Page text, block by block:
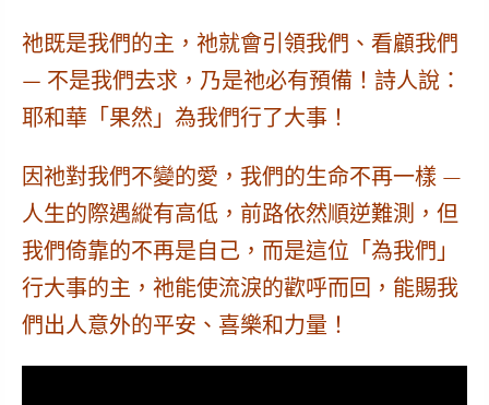
祂既是我們的主，祂就會引領我們、看顧我們
— 不是我們去求，乃是祂必有預備！詩人說：
耶和華「果然」為我們行了大事！
因祂對我們不變的愛，我們的生命不再一樣 —
人生的際遇縱有高低，前路依然順逆難測，但
我們倚靠的不再是自己，而是這位 「為我們」
行大事的主，祂能使流淚的歡呼而回，能賜我
們出人意外的平安、喜樂和力量！